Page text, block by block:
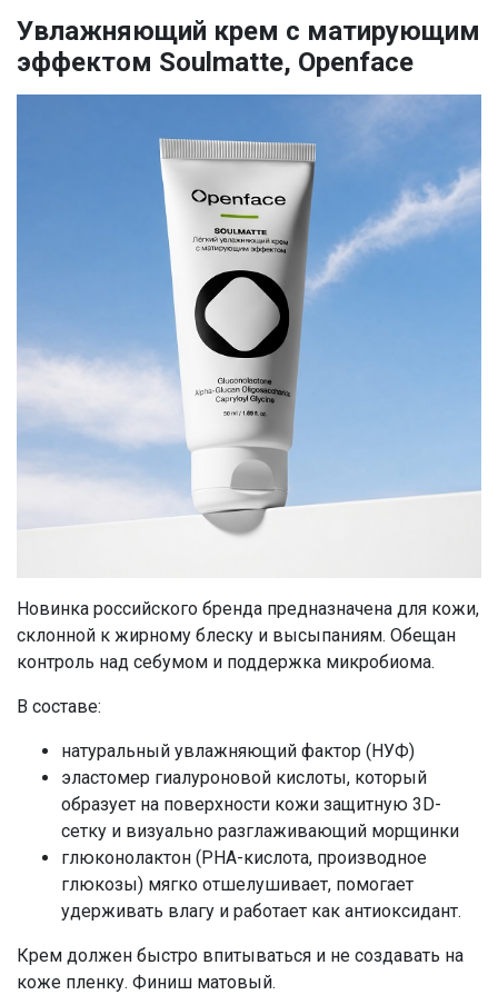
Увлажняющий крем с матирующим
эффектом Soulmatte, Openface
Новинка российского бренда предназначена для кожи,
склонной к жирному блеску и высыпаниям. Обещан
контроль над себумом и поддержка микробиома.
В составе:
натуральный увлажняющий фактор (НУФ)
эластомер гиалуроновой кислоты, который
образует на поверхности кожи защитную 3D-
сетку и визуально разглаживающий морщинки
глюконолактон (PHA-кислота, производное
глюкозы) мягко отшелушивает, помогает
удерживать влагу и работает как антиоксидант.
Крем должен быстро впитываться и не создавать на
коже пленку. Финиш матовый.